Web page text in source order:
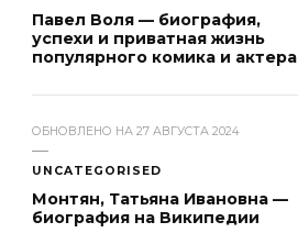
Павел Воля — биография,
успехи и приватная жизнь
популярного комика и актера
ОБНОВЛЕНО НА 27 АВГУСТА 2024
UNCATEGORISED
Монтян, Татьяна Ивановна —
биография на Википедии